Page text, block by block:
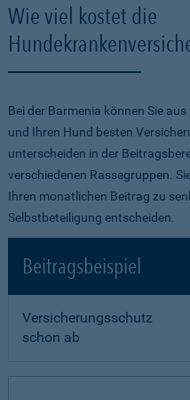
Wie viel kostet die
Bei der Barmenia können Sie
und Ihren Hund besten
unterscheiden in der
verschiedenen Rassegruppen.
Ihren monatlichen Beitrag zu
Selbstbeteiligung entscheiden.
Beitragsbeispiel
Versicherungsschutz
schon ab